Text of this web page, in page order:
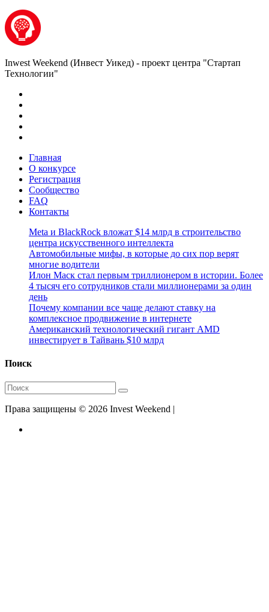
Inwest Weekend (Инвест Уикед) - проект центра "Стартап
Технологии"
Главная
О конкурсе
Регистрация
Сообщество
FAQ
Контакты
Meta и BlackRock вложат $14 млрд в строительство
центра искусственного интеллекта
Автомобильные мифы, в которые до сих пор верят
многие водители
Илон Маск стал первым триллионером в истории. Более
4 тысяч его сотрудников стали миллионерами за один
день
Почему компании все чаще делают ставку на
комплексное продвижение в интернете
Американский технологический гигант AMD
инвестирует в Тайвань $10 млрд
Поиск
Права защищены © 2026 Invest Weekend |